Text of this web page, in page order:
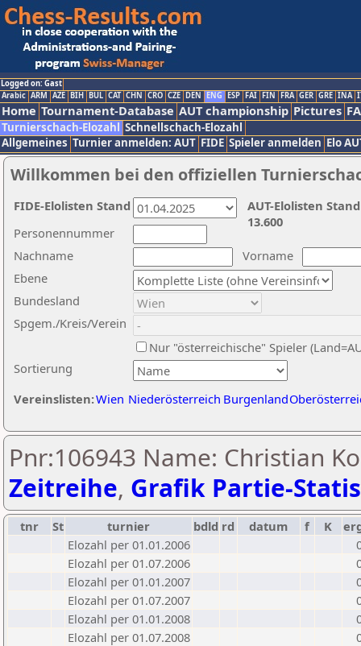
Logged on: Gast
Arabic ARM AZE BIH BUL CAT CHN CRO CZE DEN ENG ESP FAI FIN FRA GER GRE INA
Home Tournament-Database AUT championship Pictures
Turnierschach-Elozahl Schnellschach-Elozahl
Allgemeines Turnier anmelden: AUT FIDE Spieler anmelden Elo
Willkommen bei den offiziellen
Nachname
Vorname
Ebene
Sortierung
Personennummer
Bundesland
Spgem./Kreis/Verein
Nur "österreichische" Spieler
Vereinslisten:Wien Niederösterreich Burgenland
AUT-Elolisten
13.600
FIDE-Elolisten Stand
Pnr:106943 Name: Christian
Zeitreihe, Grafik Partie-
tnr St turnier bdld rd datum f K
Elozahl per 01.01.2006
Elozahl per 01.07.2006
Elozahl per 01.01.2007
Elozahl per 01.07.2007
Elozahl per 01.01.2008
Elozahl per 01.07.2008